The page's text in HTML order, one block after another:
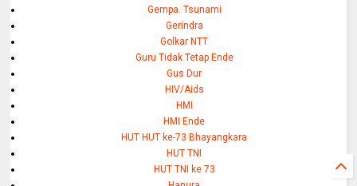
Gempa. Tsunami
Gerindra
Golkar NTT
Guru Tidak Tetap Ende
Gus Dur
HIV/Aids
HMI
HMI Ende
HUT HUT ke-73 Bhayangkara
HUT TNI
HUT TNI ke 73